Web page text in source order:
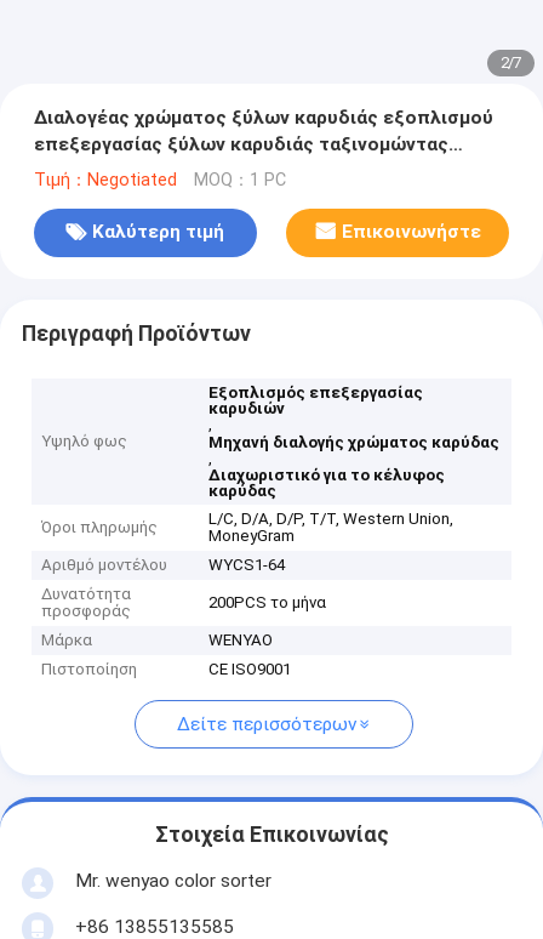
2/7
Διαλογέας χρώματος ξύλων καρυδιάς εξοπλισμού
επεξεργασίας ξύλων καρυδιάς ταξινομώντας
μηχανών χρώματος ξύλων καρυδιάς διαχωριστών
Τιμή：Negotiated MOQ：1 PC
Καλύτερη τιμή Επικοινωνήστε
Περιγραφή Προϊόντων
Υψηλό φως
Εξοπλισμός επεξεργασίας
καρυδιών
,
Μηχανή διαλογής χρώματος καρύδας
,
Διαχωριστικό για το κέλυφος
καρύδας
Όροι πληρωμής
L/C, D/A, D/P, T/T, Western Union,
MoneyGram
Αριθμό μοντέλου
WYCS1-64
Δυνατότητα
προσφοράς
200PCS το μήνα
Μάρκα
WENYAO
Πιστοποίηση
CE ISO9001
Δείτε περισσότερων
Στοιχεία Επικοινωνίας
Mr. wenyao color sorter
+86 13855135585